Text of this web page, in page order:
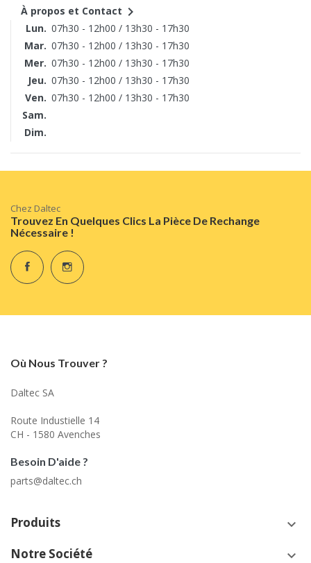
À propos et Contact 
Lun. 07h30 - 12h00 / 13h30 - 17h30
Mar. 07h30 - 12h00 / 13h30 - 17h30
Mer. 07h30 - 12h00 / 13h30 - 17h30
Jeu. 07h30 - 12h00 / 13h30 - 17h30
Ven. 07h30 - 12h00 / 13h30 - 17h30
Sam.
Dim.
Chez Daltec
Trouvez En Quelques Clics La Pièce De Rechange
Nécessaire !
Où Nous Trouver ?
Daltec SA
Route Industielle 14
CH - 1580 Avenches
Besoin D'aide ?
parts@daltec.ch
Produits keyboard_arrow_down
Notre Société keyboard_arrow_down